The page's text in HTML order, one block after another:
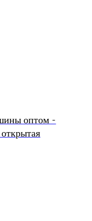
оптом -